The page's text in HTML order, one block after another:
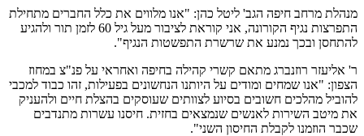
מנהלת מרחב חיפה הגב' ליטל כהן: "אנו מלווים את כלל החברים מתחילת
התפרצות נגיף הקורונה, אני קוראת לציבור מעל גיל 60 לזמן תור ולהגיע
להתחסן ובכך נמנע את שרשרת התפשטות הנגיף".
ר' אליעזר רוזנברג מתאם קשרי קהילה בחיפה ואחראי על פנ"צ במחוז
הצפון: "אנו שמחים ומודים על היותנו הנחשונים בפעילות, זהו כבוד למכבי
להוביל מהלכים חשובים בסיוע לצוותים שעוסקים בהצלת חיים ולהעניק
את מיטב השירות לאנשים שנמצאים בחזית. חיסנו עשרות מתנדבים
שכבר הוזמנו לקבלת החיסון השני".